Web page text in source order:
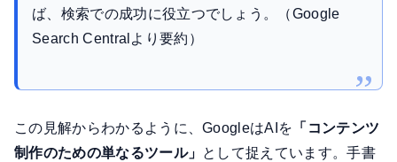
ば、検索での成功に役立つでしょう。（Google
Search Centralより要約）
この見解からわかるように、GoogleはAIを 「コンテンツ
制作のための単なるツール」 として捉えています。手書